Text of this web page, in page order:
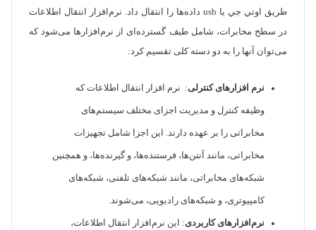
طریق اوتي جي یا usb داده‌ها را انتقال داد. نرم‌افزار انتقال اطلاعات
در سطح مخابرات، شامل طیف گسترده‌ای از نرم‌افزارها می‌شود که
می‌توان آنها را به دو دسته کلی تقسیم کرد:
نرم افزارهای کنترلی: نرم افزار انتقال اطلاعات که
وظیفه کنترل و مدیریت اجزای مختلف سیستم‌های
مخابراتی را بر عهده دارند. این اجزا شامل تجهیزات
مخابراتی، مانند آنتن‌ها، فرستنده‌ها، و گیرنده‌ها، و همچنین
شبکه‌های مخابراتی، مانند شبکه‌های تلفنی، شبکه‌های
کامپیوتری، و شبکه‌های رادیویی، می‌شوند.
نرم‌افزارهای کاربردی: این نرم‌افزار انتقال اطلاعات،